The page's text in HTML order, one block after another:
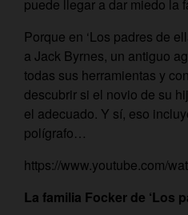
puede llegar a dar miedo la
Porque en ‘Los padres de
a Jack Byrnes, un antiguo
todas sus herramientas y
descubrir si el novio de su
el adecuado. Y sí, eso
polígrafo…
https://www.youtube.com/
La familia Focker de ‘Los